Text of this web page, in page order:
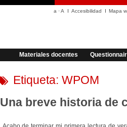
a ·A Accesibilidad Mapa
Materiales docentes
Etiqueta: WPOM
Una breve historia de